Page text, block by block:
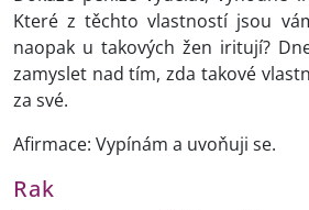
Které z těchto vlastností jsou
naopak u takových žen iritují?
zamyslet nad tím, zda takové
za své.
Afirmace: Vypínám a uvoňuji se.
Rak